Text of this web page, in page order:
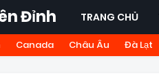
Đỉnh TRANG CHỦ
Canada Châu Âu Đà Lạt